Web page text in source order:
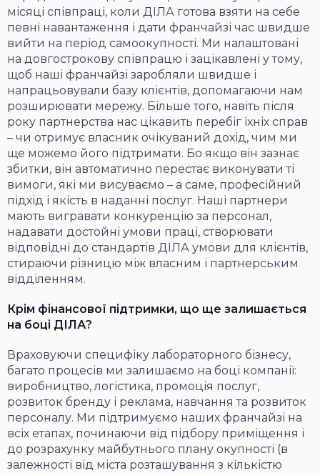
місяці співпраці, коли ДІЛА готова взяти на себе
певні навантаження і дати франчайзі час швидше
вийти на період самоокупності. Ми налаштовані
на довгострокову співпрацю і зацікавлені у тому,
щоб наші франчайзі заробляли швидше і
напрацьовували базу клієнтів, допомагаючи нам
розширювати мережу. Більше того, навіть після
року партнерства нас цікавить перебіг їхніх справ
– чи отримує власник очікуваний дохід, чим ми
ще можемо його підтримати. Бо якщо він зазнає
збитки, він автоматично перестає виконувати ті
вимоги, які ми висуваємо – а саме, професійний
підхід і якість в наданні послуг. Наші партнери
мають вигравати конкуренцію за персонал,
надавати достойні умови праці, створювати
відповідні до стандартів ДІЛА умови для клієнтів,
стираючи різницю між власним і партнерським
відділенням.
Крім фінансової підтримки, що ще залишається
на боці ДІЛА?
Враховуючи специфіку лабораторного бізнесу,
багато процесів ми залишаємо на боці компанії:
виробництво, логістика, промоція послуг,
розвиток бренду і реклама, навчання та розвиток
персоналу. Ми підтримуємо наших франчайзі на
всіх етапах, починаючи від підбору приміщення і
до розрахунку майбутнього плану окупності (в
залежності від міста розташування з кількістю